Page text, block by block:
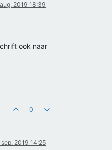
2019 18:39
ook naar
0
sep. 2019 14:25